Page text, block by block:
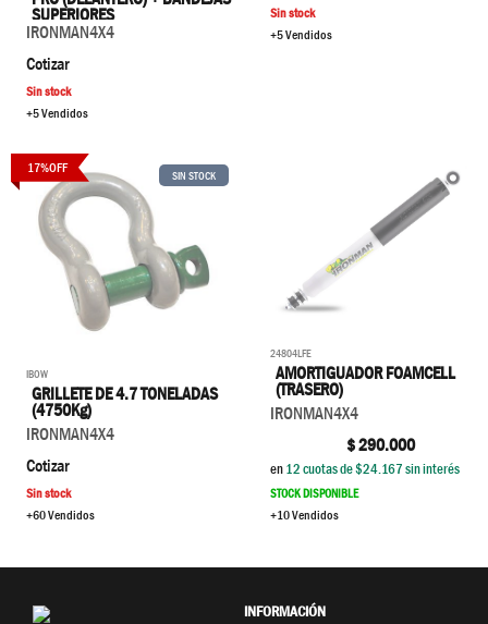
SUPERIORES
IRONMAN4X4
Cotizar
Sin stock
+5 Vendidos
Sin stock
+5 Vendidos
17%OFF SIN STOCK
IBOW
GRILLETE DE 4.7 TONELADAS
(4750Kg)
IRONMAN4X4
Cotizar
Sin stock
+60 Vendidos
24804LFE
AMORTIGUADOR FOAMCELL
(TRASERO)
IRONMAN4X4
$290.000
en12cuotas de $24.167sin interés
STOCK DISPONIBLE
+10 Vendidos
INFORMACIÓN